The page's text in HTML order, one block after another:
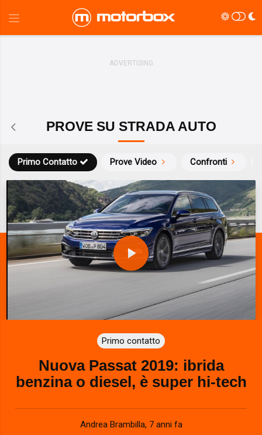
PROVE SU STRADA AUTO
Prove Video Confronti
Primo Contatto
P
a
y
V
d
Primo contatto
Nuova Passat 2019: ibrida
benzina o diesel, è super hi-tech
Andrea Brambilla, 7 anni fa